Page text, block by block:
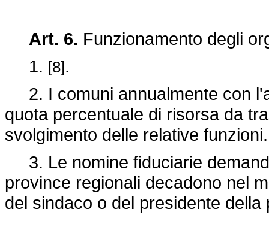
Art. 6. Funzionamento degli
1. [8].
2. I comuni annualmente con
quota percentuale di risorsa da
svolgimento delle relative funzioni.
3. Le nomine fiduciarie
province regionali decadono nel
del sindaco o del presidente della